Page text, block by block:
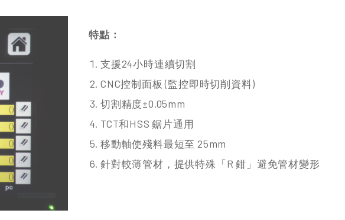
特點：
支援24小時連續切割
CNC控制面板 (監控即時切削資料)
切割精度±0.05mm
TCT和HSS 鋸片通用
移動軸使殘料最短至 25mm
針對較薄管材，提供特殊「R 鉗」避免管材變形